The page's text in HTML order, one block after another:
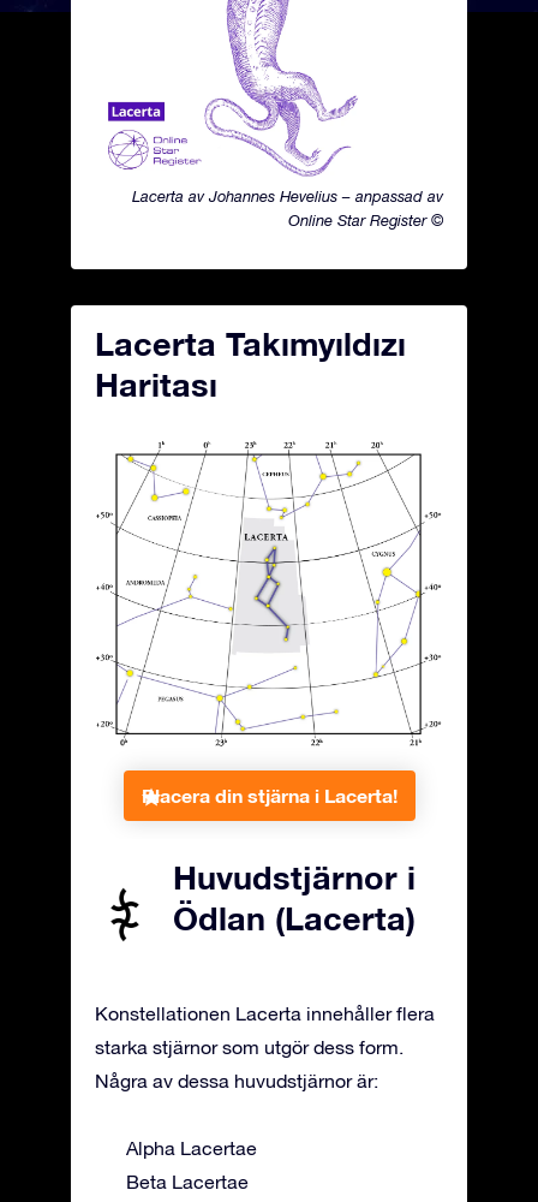
Lacerta av Johannes Hevelius – anpassad av
Online Star Register ©
Lacerta Takımyıldızı
Haritası
Placera din stjärna i Lacerta!
Huvudstjärnor i
Ödlan (Lacerta)
Konstellationen Lacerta innehåller flera
starka stjärnor som utgör dess form.
Några av dessa huvudstjärnor är:
Alpha Lacertae
Beta Lacertae